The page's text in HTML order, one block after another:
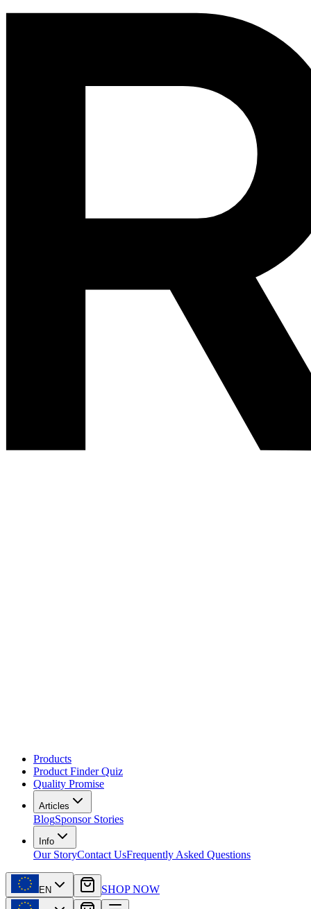
Products
Product Finder Quiz
Quality Promise
Articles
BlogSponsor Stories
Info
Our StoryContact UsFrequently Asked Questions
EN SHOP NOW